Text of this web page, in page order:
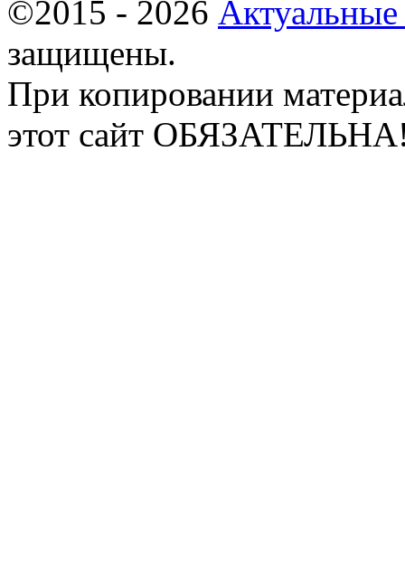
©2015 - 2026
защищены.
При копировании
этот сайт